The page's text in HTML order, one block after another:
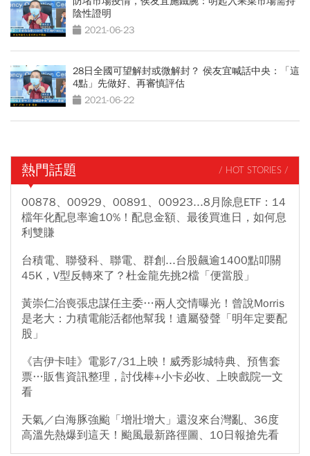
陰性證明
2021-06-23
28日全國可望解封或微解封？ 侯友宜喊話中央：「這
4點」先做好、再審慎評估
2021-06-22
熱門話題 / HOT STORIES /
00878、00929、00891、00923...8月除息ETF：14
檔年化配息率逾10%！配息金額、最後買進日，如何息
利雙賺
台積電、聯發科、聯電、群創...台股飆逾1400點叩關
45K，V型反轉來了？杜金龍先挑2檔「便當股」
黃崇仁治喪張忠謀任主委…兩人交情曝光！曾說Morris
是老大：力積電能活都他幫我！遺屬發聲「明年定要配
股」
《吉伊卡哇》電影7/31上映！威秀影城特典、預售套
票…販售資訊整理，討伐棒+小卡必收、上映戲院一文
看
天氣／白海豚強颱「增壯增大」還沒來台灣亂、36度
高溫先熱爆到這天！颱風最新路徑圖、10日報搶先看